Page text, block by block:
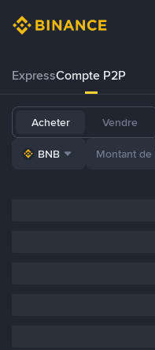
ExpressCompte P2P
Acheter Vendre
BNB